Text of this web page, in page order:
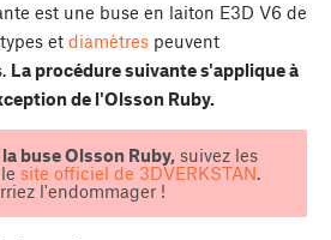
est une buse en laiton E3D V6 de
et diamètres peuvent
La procédure suivante s'applique à
de l'Olsson Ruby.
buse Olsson Ruby,suivez les
site officiel de 3DVERKSTAN.
l'endommager !